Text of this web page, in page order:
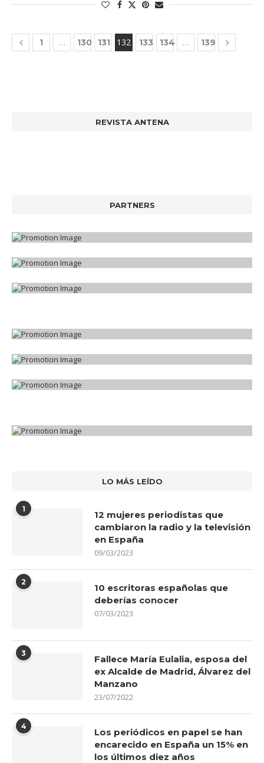
1 … 130 131 132 133 134 … 139
REVISTA ANTENA
PARTNERS
LO MÁS LEÍDO
1
12 mujeres periodistas que
cambiaron la radio y la televisión
en España
09/03/2023
2
10 escritoras españolas que
deberías conocer
07/03/2023
3
Fallece María Eulalia, esposa del
ex Alcalde de Madrid, Álvarez del
Manzano
23/07/2022
4
Los periódicos en papel se han
encarecido en España un 15% en
los últimos diez años